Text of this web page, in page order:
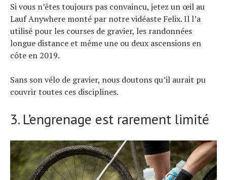
Si vous n’êtes toujours pas convaincu, jetez un œil au
Lauf Anywhere monté par notre vidéaste Felix. Il l’a
utilisé pour les courses de gravier, les randonnées
longue distance et même une ou deux ascensions en
côte en 2019.
Sans son vélo de gravier, nous doutons qu’il aurait pu
couvrir toutes ces disciplines.
3. L’engrenage est rarement limité